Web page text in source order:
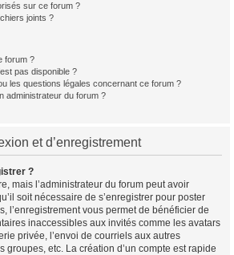
sur ce forum ?
joints ?
forum ?
pas disponible ?
les questions légales concernant ce forum ?
administrateur du forum ?
et d’enregistrement
?
mais l’administrateur du forum peut avoir
soit nécessaire de s’enregistrer pour poster
l’enregistrement vous permet de bénéficier de
inaccessibles aux invités comme les avatars
privée, l’envoi de courriels aux autres
groupes, etc. La création d’un compte est rapide